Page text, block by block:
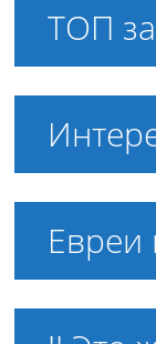
ТОП
Евреи